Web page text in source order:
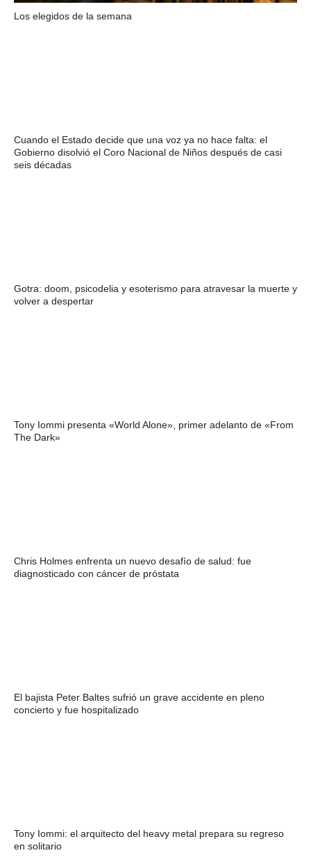
Los elegidos de la semana
Cuando el Estado decide que una voz ya no hace falta: el
Gobierno disolvió el Coro Nacional de Niños después de casi
seis décadas
Gotra: doom, psicodelia y esoterismo para atravesar la muerte y
volver a despertar
Tony Iommi presenta «World Alone», primer adelanto de «From
The Dark»
Chris Holmes enfrenta un nuevo desafío de salud: fue
diagnosticado con cáncer de próstata
El bajista Peter Baltes sufrió un grave accidente en pleno
concierto y fue hospitalizado
Tony Iommi: el arquitecto del heavy metal prepara su regreso
en solitario